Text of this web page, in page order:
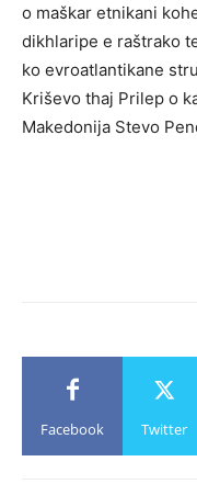
o maškar etnikani
dikhlaripe e raštrako
ko evroatlantikane
Kriševo thaj Prilep o
Makedonija Stevo
Facebook Twitter